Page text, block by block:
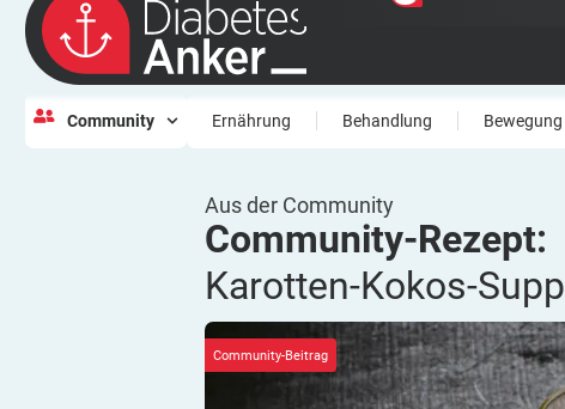
Community Ernährung Behandlung Bewegung
Aus der Community
Community-Rezept:
Karotten-Kokos-
Community-Beitrag